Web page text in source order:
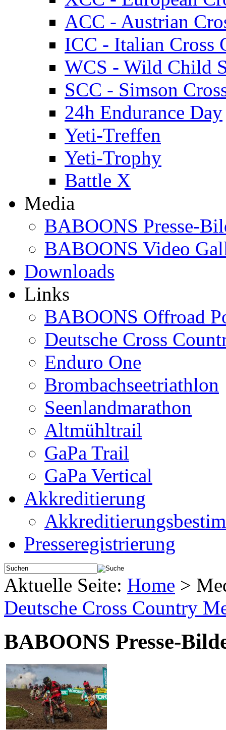
ACC - Austrian
ICC - Italian Cross
WCS - Wild Child
SCC - Simson
24h Endurance Day
Yeti-Treffen
Yeti-Trophy
Battle X
Media
BABOONS Presse-
BABOONS Video
Downloads
Links
BABOONS Offroad
Deutsche Cross
Enduro One
Brombachseetriathlon
Seenlandmarathon
Altmühltrail
GaPa Trail
GaPa Vertical
Akkreditierung
Presseregistrierung
Aktuelle Seite: Home >
Deutsche Cross Country
BABOONS Presse-